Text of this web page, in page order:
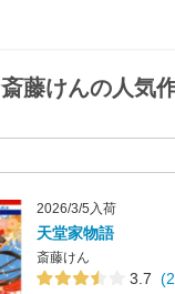
斎藤けんの人気
2026/3/5入荷
天堂家物語
斎藤けん
3.7